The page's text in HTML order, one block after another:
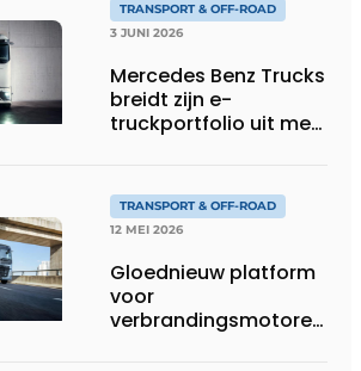
TRANSPORT & OFF-ROAD
3 JUNI 2026
Mercedes Benz Trucks
breidt zijn e-
truckportfolio uit met
TRANSPORT & OFF-ROAD
12 MEI 2026
Gloednieuw platform
voor
verbrandingsmotoren